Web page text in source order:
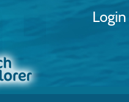
Login